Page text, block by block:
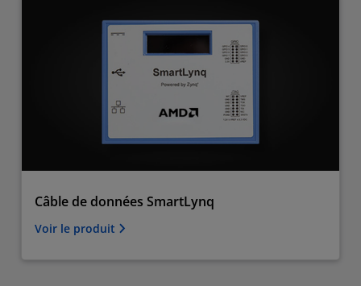
Câble de données SmartLynq
Voir le produit